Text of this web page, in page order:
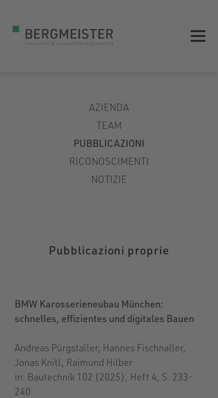
AZIENDA
TEAM
PUBBLICAZIONI
RICONOSCIMENTI
NOTIZIE
Pubblicazioni proprie
BMW Karosserieneubau München:
schnelles, effizientes und digitales Bauen
Andreas Pürgstaller, Hannes Fischnaller,
Jonas Knitl, Raimund Hilber
in: Bautechnik 102 (2025), Heft 4, S. 233-
240